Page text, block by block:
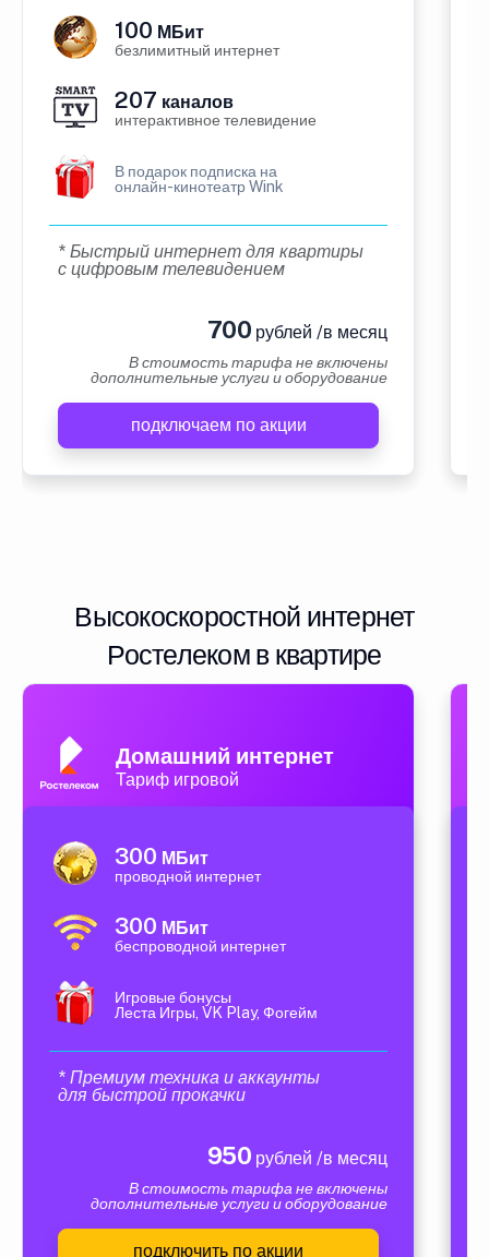
100 МБит
безлимитный интернет
207 каналов
интерактивное телевидение
В подарок подписка на
онлайн-кинотеатр Wink
* Быстрый интернет для квартиры
с цифровым телевидением
700 рублей /в месяц
В стоимость тарифа не включены
дополнительные услуги и оборудование
подключаем по акции
Высокоскоростной интернет
Ростелеком в квартире
Домашний интернет
Тариф игровой
300 МБит
проводной интернет
300 МБит
беспроводной интернет
Игровые бонусы
Леста Игры, VK Play, Фогейм
* Премиум техника и аккаунты
для быстрой прокачки
950 рублей /в месяц
В стоимость тарифа не включены
дополнительные услуги и оборудование
подключить по акции